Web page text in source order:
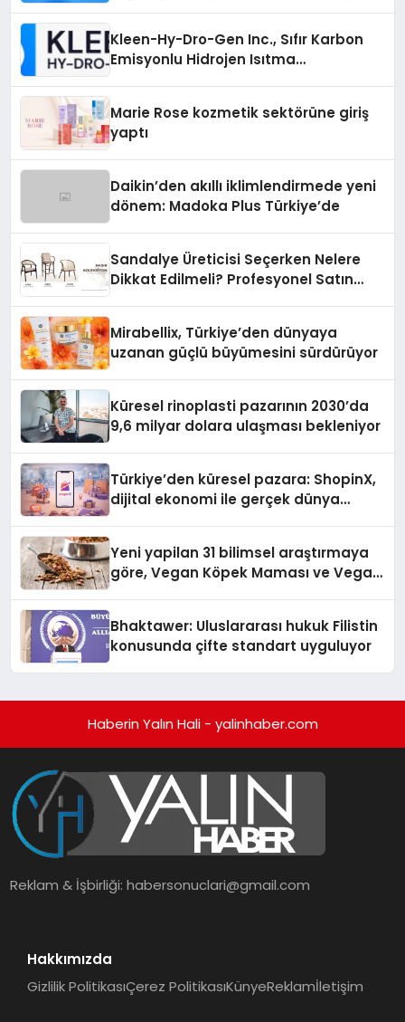
Kleen-Hy-Dro-Gen Inc., Sıfır Karbon
Emisyonlu Hidrojen Isıtma
Marie Rose kozmetik sektörüne giriş
yaptı
Daikin’den akıllı iklimlendirmede yeni
dönem: Madoka Plus Türkiye’de
Sandalye Üreticisi Seçerken Nelere
Dikkat Edilmeli? Profesyonel Satın
Mirabellix, Türkiye’den dünyaya
uzanan güçlü büyümesini sürdürüyor
Küresel rinoplasti pazarının 2030’da
9,6 milyar dolara ulaşması bekleniyor
Türkiye’den küresel pazara: ShopinX,
dijital ekonomi ile gerçek dünya
Yeni yapilan 31 bilimsel araştırmaya
göre, Vegan Köpek Maması ve Vegan
Bhaktawer: Uluslararası hukuk Filistin
konusunda çifte standart uyguluyor
Haberin Yalın Hali - yalinhaber.com
Reklam & İşbirliği:habersonuclari@gmail.com
Hakkımızda
Gizlilik PolitikasıÇerez PolitikasıKünyeReklamİletişim